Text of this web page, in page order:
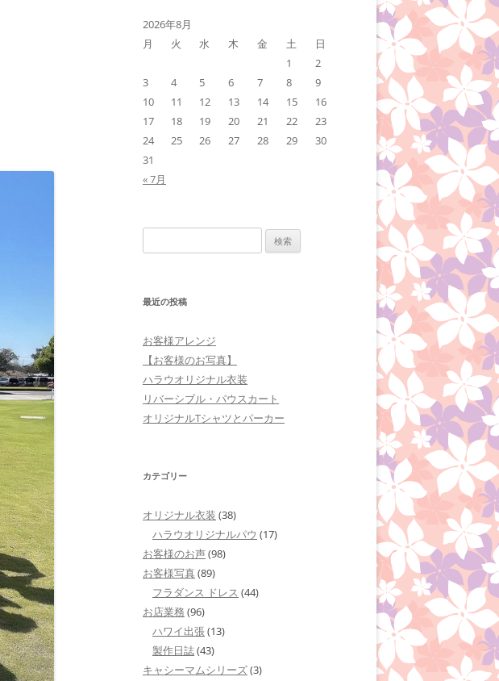
2026年8月
月
火 水 木 金 土
日
1
2
3
4 5 6 7 8
9
10
11 12 13 14 15
16
17
18 19 20 21 22
23
24
25 26 27 28 29
30
31
« 7月
索:
最近の投稿
お客様アレンジ
【お客様のお写真】
ハラウオリジナル衣装
リバーシブル・パウスカート
オリジナルTシャツとパーカー
カテゴリー
オリジナル衣装 (38)
ハラウオリジナルパウ (17)
お客様のお声(98)
お客様写真(89)
フラダンス ドレス (44)
お店業務 (96)
ハワイ出張(13)
製作日誌(43)
キャシーマムシリーズ(3)